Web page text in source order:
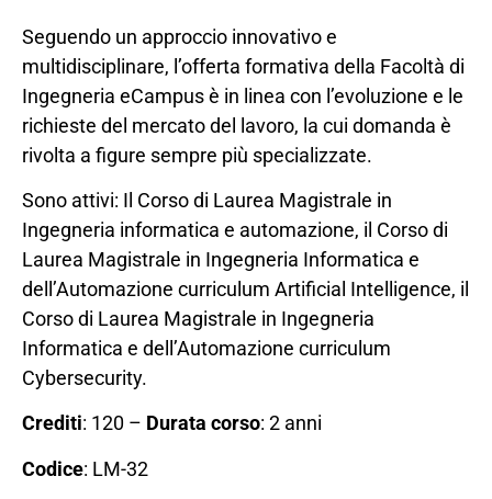
Seguendo un approccio innovativo e
multidisciplinare, l’offerta formativa della Facoltà di
Ingegneria eCampus è in linea con l’evoluzione e le
richieste del mercato del lavoro, la cui domanda è
rivolta a figure sempre più specializzate.
Sono attivi: Il Corso di Laurea Magistrale in
Ingegneria informatica e automazione, il Corso di
Laurea Magistrale in Ingegneria Informatica e
dell’Automazione curriculum Artificial Intelligence, il
Corso di Laurea Magistrale in Ingegneria
Informatica e dell’Automazione curriculum
Cybersecurity.
Crediti: 120 – Durata corso: 2 anni
Codice: LM-32